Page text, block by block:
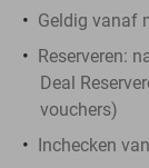
Geldig vanaf
Reserveren:
Deal
vouchers)
Inchecken